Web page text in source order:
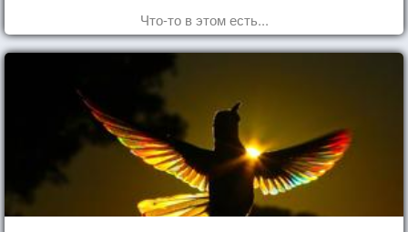
Что-то в этом есть...